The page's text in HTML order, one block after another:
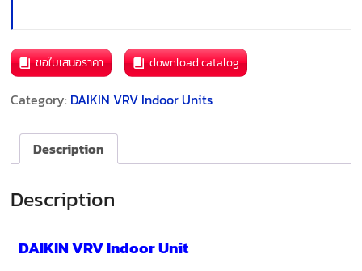
ขอใบเสนอราคา download catalog
Category: DAIKIN VRV Indoor Units
Description
Description
DAIKIN VRV Indoor Unit